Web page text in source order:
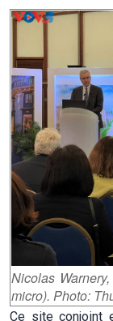
Nicolas
micro). Photo:
Ce site conjoint